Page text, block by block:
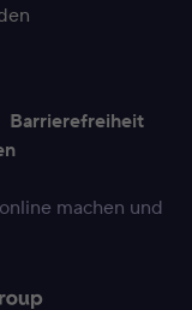
Barrierefreiheit
machen und